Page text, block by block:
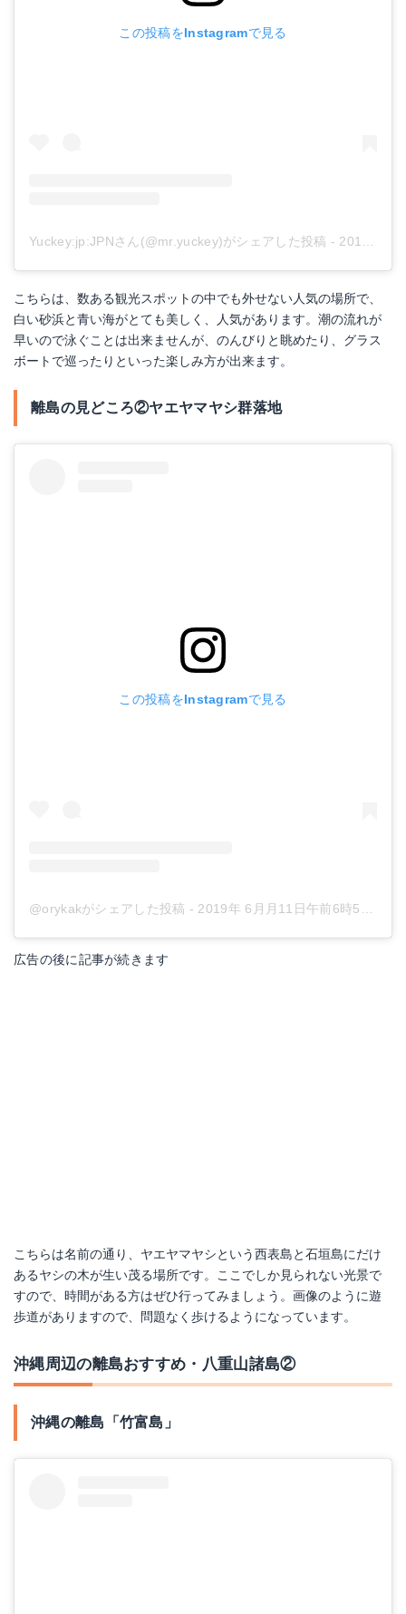
この投稿をInstagramで見る
Yuckey:jp:JPNさん(@mr.yuckey)がシェアした投稿 - 2019年 7月月8日午後1時34分PDT
こちらは、数ある観光スポットの中でも外せない人気の場所で、
白い砂浜と青い海がとても美しく、人気があります。潮の流れが
早いので泳ぐことは出来ませんが、のんびりと眺めたり、グラス
ボートで巡ったりといった楽しみ方が出来ます。
離島の見どころ②ヤエヤマヤシ群落地
この投稿をInstagramで見る
@orykakがシェアした投稿 - 2019年 6月月11日午前6時56分PDT
広告の後に記事が続きます
こちらは名前の通り、ヤエヤマヤシという西表島と石垣島にだけ
あるヤシの木が生い茂る場所です。ここでしか見られない光景で
すので、時間がある方はぜひ行ってみましょう。画像のように遊
歩道がありますので、問題なく歩けるようになっています。
沖縄周辺の離島おすすめ・八重山諸島②
沖縄の離島「竹富島」